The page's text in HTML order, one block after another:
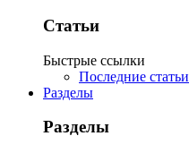
Статьи
Быстрые ссылки
Последние статьи
Разделы
Разделы